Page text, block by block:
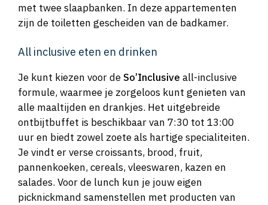
met twee slaapbanken. In deze appartementen
zijn de toiletten gescheiden van de badkamer.
All inclusive eten en drinken
Je kunt kiezen voor deSo’Inclusive all-inclusive
formule, waarmee je zorgeloos kunt genieten van
alle maaltijden en drankjes. Het uitgebreide
ontbijtbuffet is beschikbaar van 7:30 tot 13:00
uur en biedt zowel zoete als hartige specialiteiten.
Je vindt er verse croissants, brood, fruit,
pannenkoeken, cereals, vleeswaren, kazen en
salades. Voor de lunch kun je jouw eigen
picknickmand samenstellen met producten van